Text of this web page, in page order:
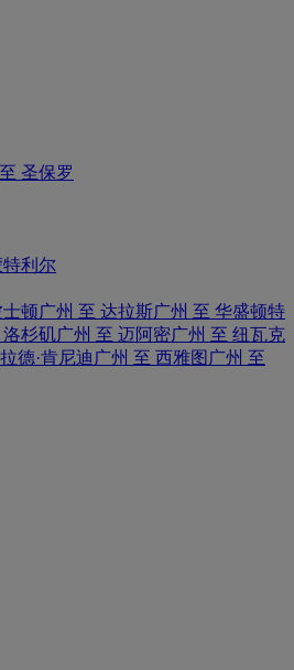
圣保罗
利尔
士顿广州 至 达拉斯广州 至 华盛顿特
洛杉矶广州 至 迈阿密广州 至 纽瓦克
德·肯尼迪 广州 至 西雅图 广州 至